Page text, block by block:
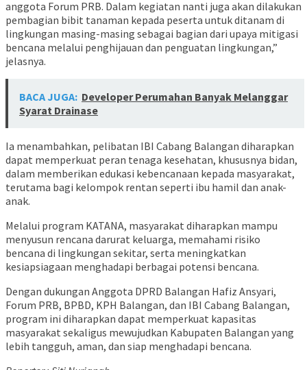
anggota Forum PRB. Dalam kegiatan nanti juga akan dilakukan
pembagian bibit tanaman kepada peserta untuk ditanam di
lingkungan masing-masing sebagai bagian dari upaya mitigasi
bencana melalui penghijauan dan penguatan lingkungan,”
jelasnya.
BACA JUGA: Developer Perumahan Banyak Melanggar
Syarat Drainase
Ia menambahkan, pelibatan IBI Cabang Balangan diharapkan
dapat memperkuat peran tenaga kesehatan, khususnya bidan,
dalam memberikan edukasi kebencanaan kepada masyarakat,
terutama bagi kelompok rentan seperti ibu hamil dan anak-
anak.
Melalui program KATANA, masyarakat diharapkan mampu
menyusun rencana darurat keluarga, memahami risiko
bencana di lingkungan sekitar, serta meningkatkan
kesiapsiagaan menghadapi berbagai potensi bencana.
Dengan dukungan Anggota DPRD Balangan Hafiz Ansyari,
Forum PRB, BPBD, KPH Balangan, dan IBI Cabang Balangan,
program ini diharapkan dapat memperkuat kapasitas
masyarakat sekaligus mewujudkan Kabupaten Balangan yang
lebih tangguh, aman, dan siap menghadapi bencana.